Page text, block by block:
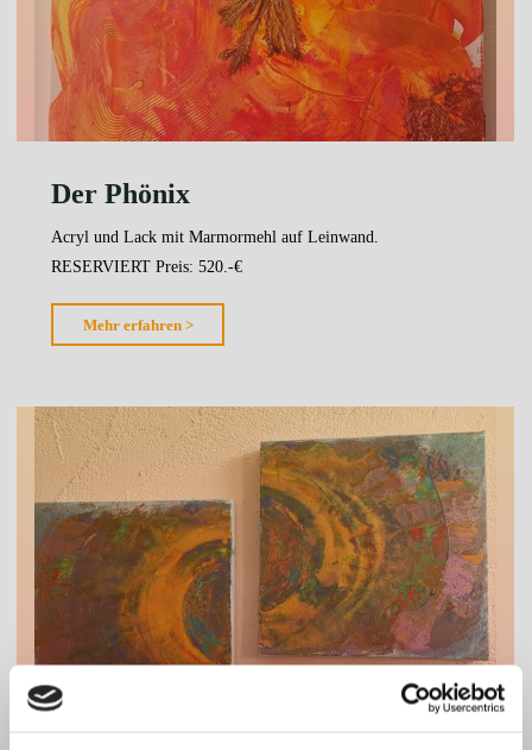
Der Phönix
Acryl und Lack mit Marmormehl auf Leinwand.
RESERVIERT Preis: 520.-€
Mehr erfahren >